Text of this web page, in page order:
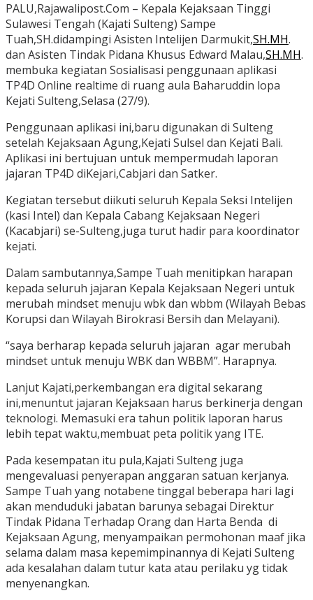
PALU,Rajawalipost.Com – Kepala Kejaksaan Tinggi
Sulawesi Tengah (Kajati Sulteng) Sampe
Tuah,SH.didampingi Asisten Intelijen Darmukit,SH.MH.
dan Asisten Tindak Pidana Khusus Edward Malau,SH.MH.
membuka kegiatan Sosialisasi penggunaan aplikasi
TP4D Online realtime di ruang aula Baharuddin lopa
Kejati Sulteng,Selasa (27/9).
Penggunaan aplikasi ini,baru digunakan di Sulteng
setelah Kejaksaan Agung,Kejati Sulsel dan Kejati Bali.
Aplikasi ini bertujuan untuk mempermudah laporan
jajaran TP4D diKejari,Cabjari dan Satker.
Kegiatan tersebut diikuti seluruh Kepala Seksi Intelijen
(kasi Intel) dan Kepala Cabang Kejaksaan Negeri
(Kacabjari) se-Sulteng,juga turut hadir para koordinator
kejati.
Dalam sambutannya,Sampe Tuah menitipkan harapan
kepada seluruh jajaran Kepala Kejaksaan Negeri untuk
merubah mindset menuju wbk dan wbbm (Wilayah Bebas
Korupsi dan Wilayah Birokrasi Bersih dan Melayani).
“saya berharap kepada seluruh jajaran agar merubah
mindset untuk menuju WBK dan WBBM”. Harapnya.
Lanjut Kajati,perkembangan era digital sekarang
ini,menuntut jajaran Kejaksaan harus berkinerja dengan
teknologi. Memasuki era tahun politik laporan harus
lebih tepat waktu,membuat peta politik yang ITE.
Pada kesempatan itu pula,Kajati Sulteng juga
mengevaluasi penyerapan anggaran satuan kerjanya.
Sampe Tuah yang notabene tinggal beberapa hari lagi
akan menduduki jabatan barunya sebagai Direktur
Tindak Pidana Terhadap Orang dan Harta Benda di
Kejaksaan Agung, menyampaikan permohonan maaf jika
selama dalam masa kepemimpinannya di Kejati Sulteng
ada kesalahan dalam tutur kata atau perilaku yg tidak
menyenangkan.